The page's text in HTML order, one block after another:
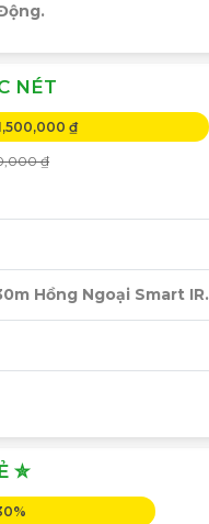
NÉT
₫
₫
Hồng Ngoại Smart IR.
✮